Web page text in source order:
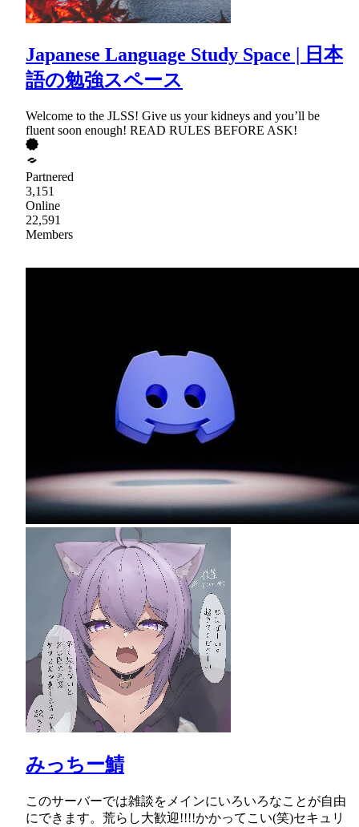
Japanese Language Study Space | 日本
語の勉強スペース
Welcome to the JLSS! Give us your kidneys and you’ll be
fluent soon enough! READ RULES BEFORE ASK!
Partnered
3,151
Online
22,591
Members
みっちー鯖
このサーバーでは雑談をメインにいろいろなことが自由
にできます。荒らし大歓迎!!!!かかってこい(笑)セキュリ